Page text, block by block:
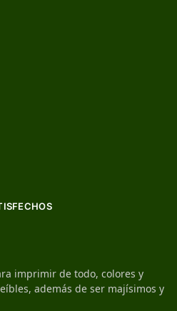
imprimir de todo, colores y
además de ser majísimos y